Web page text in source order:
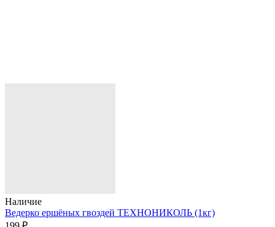
Наличие
Ведерко ершёных гвоздей ТЕХНОНИКОЛЬ (1кг)